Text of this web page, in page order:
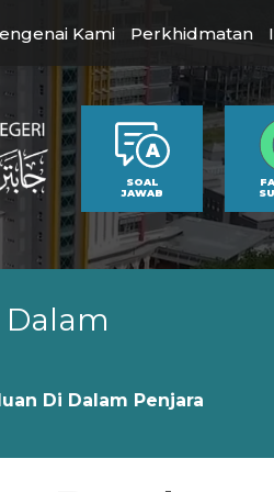
Kami Perkhidmatan
SOAL
JAWAB
Di Dalam Penjara